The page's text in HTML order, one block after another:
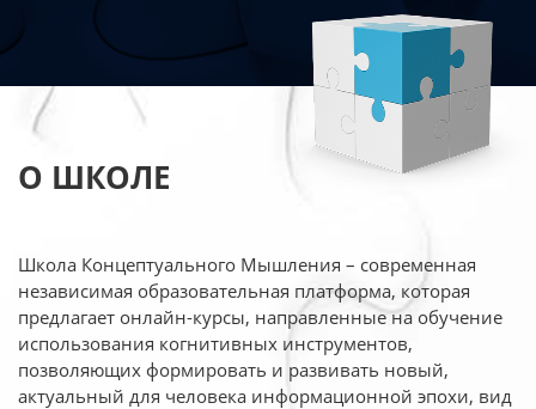
О ШКОЛЕ
Школа Концептуального Мышления – современная
независимая образовательная платформа, которая
предлагает онлайн-курсы, направленные на обучение
использования когнитивных инструментов,
позволяющих формировать и развивать новый,
актуальный для человека информационной эпохи, вид